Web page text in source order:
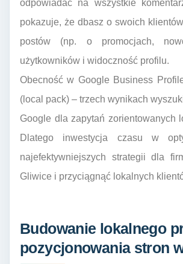
odpowiadać na wszystkie
pokazuje, że dbasz o swoich
postów (np. o promocjach,
użytkowników i widoczność profilu.
Obecność w Google Business
(local pack) – trzech wynikach
Google dla zapytań zorientowanych
Dlatego inwestycja czasu w
najefektywniejszych strategii dla
Gliwice i przyciągnąć lokalnych
Budowanie lokalnego
pozycjonowania stron